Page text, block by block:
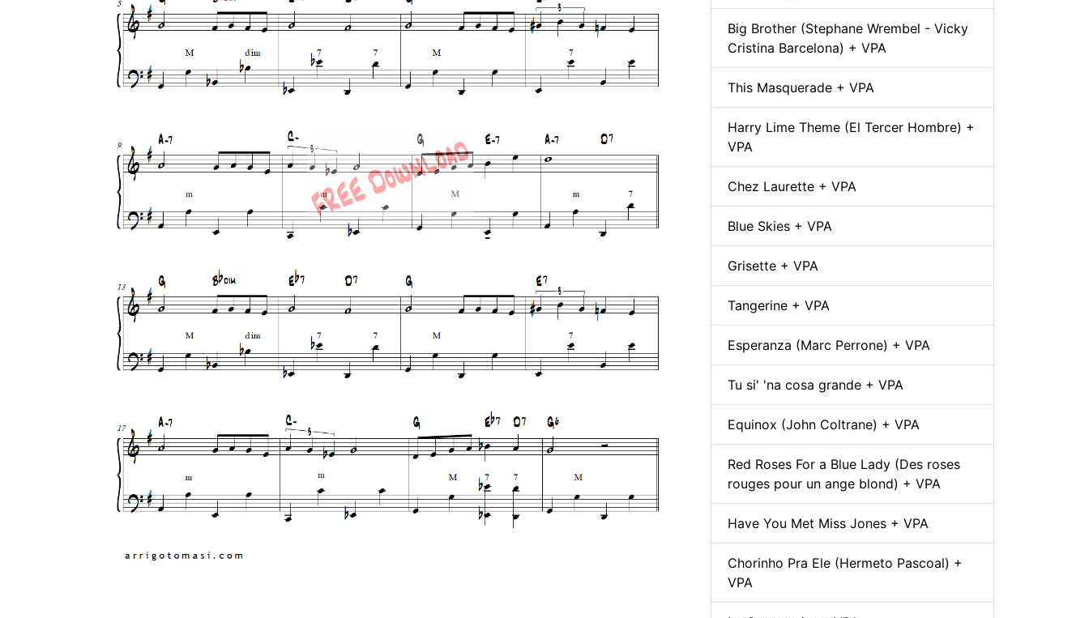
Big Brother (Stephane Wrembel - Vicky
Cristina Barcelona) + VPA
This Masquerade + VPA
Harry Lime Theme (El Tercer Hombre) +
VPA
Chez Laurette + VPA
Blue Skies + VPA
Grisette + VPA
Tangerine + VPA
Esperanza (Marc Perrone) + VPA
Tu si' 'na cosa grande + VPA
Equinox (John Coltrane) + VPA
Red Roses For a Blue Lady (Des roses
rouges pour un ange blond) + VPA
Have You Met Miss Jones + VPA
Chorinho Pra Ele (Hermeto Pascoal) +
VPA